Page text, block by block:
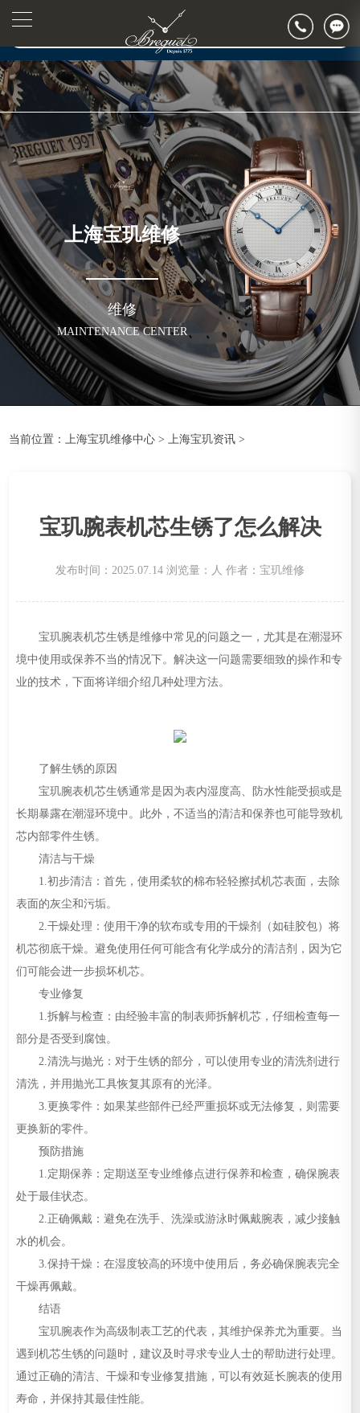
▲
▼
2026年7月宝玑上海市售后服务网络优化升级公告
2026年7月上海市宝玑官方售后客户服务热线：400-886-1507
2026年7月宝玑售后服务中心最新网点地址：
上海市徐汇区虹桥路3号港汇中心写字楼2座37层3705室（需提前预约）
节假日正常营业！
上海宝玑维修
维修
MAINTENANCE CENTER
当前位置： 上海宝玑维修中心 > 上海宝玑资讯 >
宝玑腕表机芯生锈了怎么解决
发布时间：2025.07.14 浏览量： 人 作者：宝玑维修
宝玑腕表机芯生锈是维修中常见的问题之一，尤其是在潮湿环
境中使用或保养不当的情况下。解决这一问题需要细致的操作和专
业的技术，下面将详细介绍几种处理方法。
了解生锈的原因
宝玑腕表机芯生锈通常是因为表内湿度高、防水性能受损或是
长期暴露在潮湿环境中。此外，不适当的清洁和保养也可能导致机
芯内部零件生锈。
清洁与干燥
1.初步清洁：首先，使用柔软的棉布轻轻擦拭机芯表面，去除
表面的灰尘和污垢。
2.干燥处理：使用干净的软布或专用的干燥剂（如硅胶包）将
机芯彻底干燥。避免使用任何可能含有化学成分的清洁剂，因为它
们可能会进一步损坏机芯。
专业修复
1.拆解与检查：由经验丰富的制表师拆解机芯，仔细检查每一
部分是否受到腐蚀。
2.清洗与抛光：对于生锈的部分，可以使用专业的清洗剂进行
清洗，并用抛光工具恢复其原有的光泽。
3.更换零件：如果某些部件已经严重损坏或无法修复，则需要
更换新的零件。
预防措施
1.定期保养：定期送至专业维修点进行保养和检查，确保腕表
处于最佳状态。
2.正确佩戴：避免在洗手、洗澡或游泳时佩戴腕表，减少接触
水的机会。
3.保持干燥：在湿度较高的环境中使用后，务必确保腕表完全
干燥再佩戴。
结语
宝玑腕表作为高级制表工艺的代表，其维护保养尤为重要。当
遇到机芯生锈的问题时，建议及时寻求专业人士的帮助进行处理。
通过正确的清洁、干燥和专业修复措施，可以有效延长腕表的使用
寿命，并保持其最佳性能。